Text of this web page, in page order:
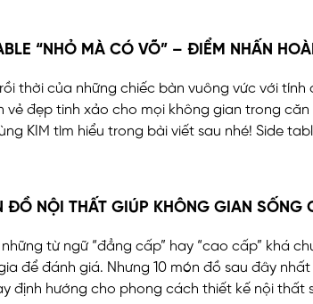
“NHỎ MÀ CÓ VÕ” – ĐIỂM NHẤN
thời của những chiếc bàn vuông vức với
vẻ đẹp tinh xảo cho mọi không gian trong
KIM tìm hiểu trong bài viết sau nhé! Side
ĐỒ NỘI THẤT GIÚP KHÔNG GIAN SỐNG
những từ ngữ “đẳng cấp” hay “cao cấp” khá
để đánh giá. Nhưng 10 món đồ sau đây
định hướng cho phong cách thiết kế nội thất